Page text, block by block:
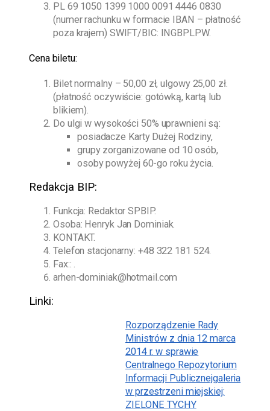
PL 69 1050 1399 1000 0091 4446 0830
(numer rachunku w formacie IBAN – płatność
poza krajem) SWIFT/BIC: INGBPLPW.
Cena biletu:
Bilet normalny – 50,00 zł, ulgowy 25,00 zł.
(płatność oczywiście: gotówką, kartą lub
blikiem).
Do ulgi w wysokości 50% uprawnieni są:
posiadacze Karty Dużej Rodziny,
grupy zorganizowane od 10 osób,
osoby powyżej 60-go roku życia.
Redakcja BIP:
Funkcja: Redaktor SPBIP.
Osoba: Henryk Jan Dominiak
KONTAKT.
Telefon stacjonarny: +48 322 181 524.
Fax:: .
arhen-dominiak@hotmail.com
Linki:
Rozporządzenie Rady
Ministrów z dnia 12 marca
2014 r. w sprawie
Centralnego Repozytorium
Informacji Publicznejgaleria
w przestrzeni miejskiej:
ZIELONE TYCHY